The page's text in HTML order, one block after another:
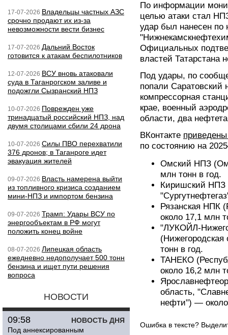
17-07-2026 Владельцы частных АЗС
срочно продают их из-за
невозможности вести бизнес
17-07-2026 Дальний Восток
готовится к атакам беспилотников
12-07-2026 ВСУ вновь атаковали
суда в Таганрогском заливе и
подожгли Сызранский НПЗ
10-07-2026 Поврежден уже
тринадцатый российский НПЗ, над
двумя столицами сбили 24 дрона
10-07-2026 Силы ПВО перехватили
376 дронов; в Таганроге идет
эвакуация жителей
09-07-2026 Власть намерена выйти
из топливного кризиса созданием
мини-НПЗ и импортом бензина
09-07-2026 Трамп: Удары ВСУ по
энергообъектам в РФ могут
положить конец войне
08-07-2026 Липецкая область
ежедневно недополучает 500 тонн
бензина и ищет пути решения
вопроса
НОВОСТИ
НОВОСТЬ ДНЯ
09:58
Под аннексированным
По информации
целью атаки стал
удар был нанесен по
Официальных
властей Татарстана
Под удары, по
попали
компрессорная
крае, военный
области, два
ВКонтакте
по состоянию на
Омский НПЗ
млн тонн в год.
Киришский НПЗ
Рязанская НПК
около 17,1 млн
"ЛУКОЙЛ-
тонн в год.
ТАНЕКО
около 16,2 млн
область,
нефти") —
Ошибка в тексте?